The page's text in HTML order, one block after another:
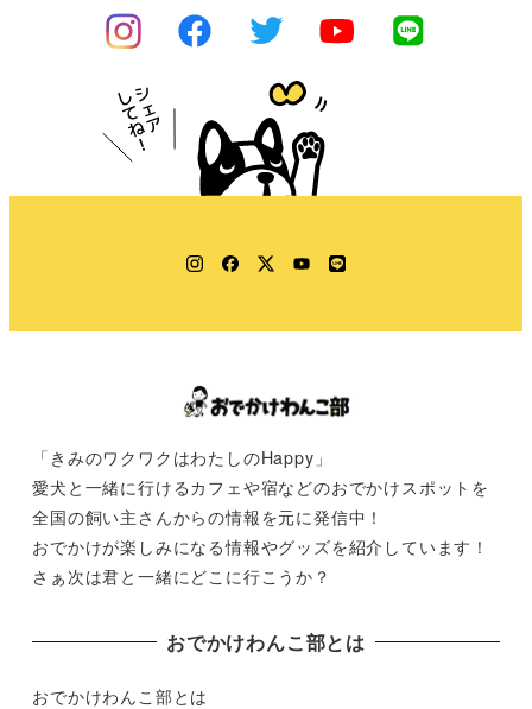
Instagram
Facebook
TwitterYouTube
LINE
「きみのワクワクはわたしのHappy」
愛犬と一緒に行けるカフェや宿などのおでかけスポットを
全国の飼い主さんからの情報を元に発信中！
おでかけが楽しみになる情報やグッズを紹介しています！
さぁ次は君と一緒にどこに行こうか？
おでかけわんこ部とは
おでかけわんこ部とは